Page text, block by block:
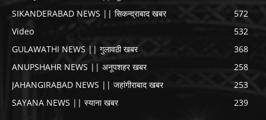
SIKANDERABAD NEWS || सिकन्द्राबाद खबर
572
Video
532
GULAWATHI NEWS || गुलावठी खबर
368
ANUPSHAHR NEWS || अनूपशहर खबर
258
JAHANGIRABAD NEWS || जहांगीराबाद खबर
253
SAYANA NEWS || स्याना खबर
239